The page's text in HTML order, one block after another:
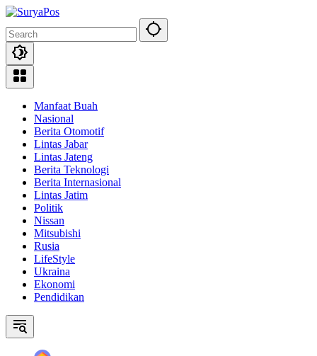
Skip
content
Manfaat Buah
Nasional
Berita Otomotif
Lintas Jabar
Lintas Jateng
Berita Teknologi
Berita Internasional
Lintas Jatim
Politik
Nissan
Mitsubishi
Rusia
LifeStyle
Ukraina
Ekonomi
Pendidikan